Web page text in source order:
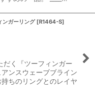
ンガーリング [R1464-S]
だく『ツーフィンガー
ンスウェーブブライン
ちのリングとのレイヤ